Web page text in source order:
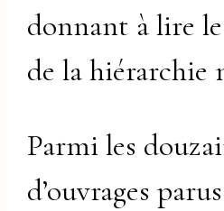
donnant à lire
de la hiérarchie
Parmi les
d’ouvrages